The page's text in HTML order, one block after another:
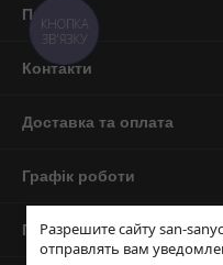
Разрешите сайту san-
отправлять вам
Про нас
Контакти
Доставка та оплата
Графік роботи
Повна версія сайту
КНОПКА
ЗВ'ЯЗКУ